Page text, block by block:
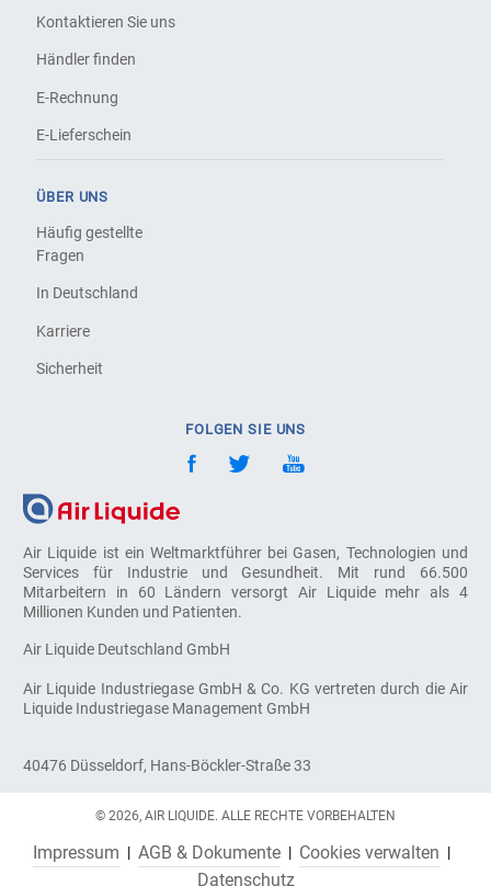
Air Liquide ist ein Weltmarktführer bei Gasen, Technologien und
Services für Industrie und Gesundheit. Mit rund 66.500
Mitarbeitern in 60 Ländern versorgt Air Liquide mehr als 4
Millionen Kunden und Patienten.
Air Liquide Deutschland GmbH
Air Liquide Industriegase GmbH & Co. KG vertreten durch die Air
Liquide Industriegase Management GmbH
40476 Düsseldorf, Hans-Böckler-Straße 33
Kontaktieren Sie uns
Händler finden
E-Rechnung
E-Lieferschein
ÜBER UNS
Häufig gestellte
Fragen
In Deutschland
Karriere
Sicherheit
FOLGEN SIE UNS
© 2026, AIR LIQUIDE. ALLE RECHTE VORBEHALTEN
Impressum AGB & Dokumente
Cookies verwalten
Datenschutz